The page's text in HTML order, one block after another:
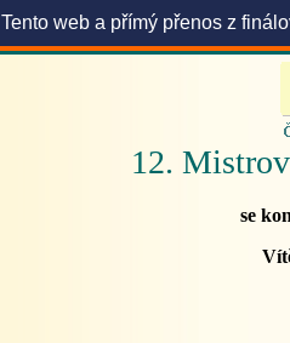
Tento web a přímý přenos z
12.
se